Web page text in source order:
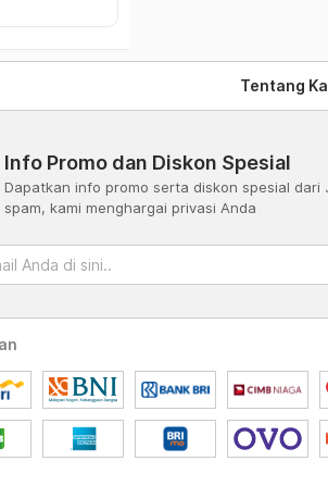
Tentang
Info Promo dan Diskon Spesial
Dapatkan info promo serta diskon spesial dari
spam, kami menghargai privasi Anda